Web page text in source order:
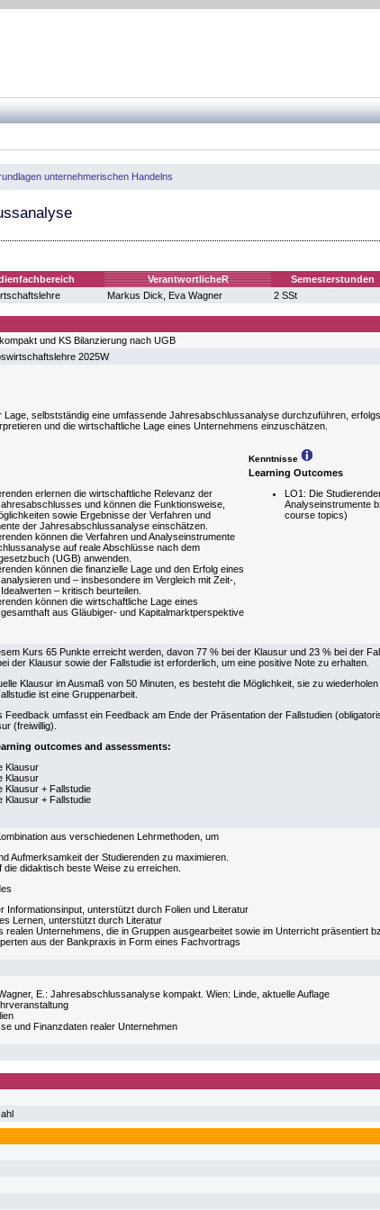
unternehmerischen Handelns
VerantwortlicheR Semesterstunden
Markus Dick, Eva Wagner 2 SSt
und KS Bilanzierung nach UGB
2025W
Lage, selbstständig eine umfassende Jahresabschlussanalyse durchzuführen,
und die wirtschaftliche Lage eines Unternehmens einzuschätzen.
Kenntnisse
erlernen die wirtschaftliche Relevanz der
und können die Funktionsweise,
sowie Ergebnisse der Verfahren und
der Jahresabschlussanalyse einschätzen.
können die Verfahren und Analyseinstrumente
auf reale Abschlüsse nach dem
(UGB) anwenden.
können die finanzielle Lage und den Erfolg eines
und – insbesondere im Vergleich mit Zeit-,
– kritisch beurteilen.
können die wirtschaftliche Lage eines
aus Gläubiger- und Kapitalmarktperspektive
Learning Outcomes
LO1: Die
Analyseinstrumente
course topics)
Kurs 65 Punkte erreicht werden, davon 77 % bei der Klausur und 23 % bei der
der Klausur sowie der Fallstudie ist erforderlich, um eine positive Note zu erhalten.
Klausur im Ausmaß von 50 Minuten, es besteht die Möglichkeit, sie zu
ist eine Gruppenarbeit.
Feedback umfasst ein Feedback am Ende der Präsentation der Fallstudien
(freiwillig).
outcomes and assessments:
Klausur
Klausur
Klausur + Fallstudie
Klausur + Fallstudie
aus verschiedenen Lehrmethoden, um
Aufmerksamkeit der Studierenden zu maximieren.
die didaktisch beste Weise zu erreichen.
Informationsinput, unterstützt durch Folien und Literatur
Lernen, unterstützt durch Literatur
realen Unternehmens, die in Gruppen ausgearbeitet sowie im Unterricht präsentiert
aus der Bankpraxis in Form eines Fachvortrags
E.: Jahresabschlussanalyse kompakt. Wien: Linde, aktuelle Auflage
und Finanzdaten realer Unternehmen